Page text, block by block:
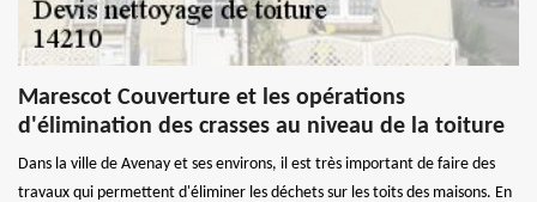
Marescot Couverture et les opérations
d'élimination des crasses au niveau de la toiture
Dans la ville de Avenay et ses environs, il est très important de faire des
travaux qui permettent d'éliminer les déchets sur les toits des maisons. En